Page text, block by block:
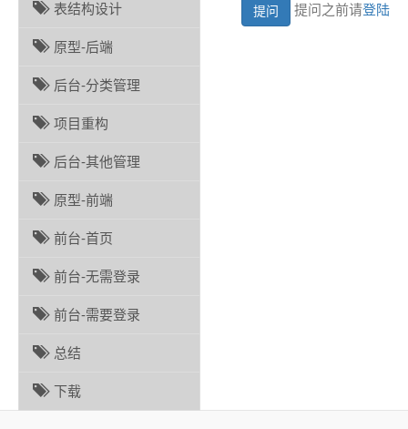
表结构设计
原型-后端
后台-分类管理
项目重构
后台-其他管理
原型-前端
前台-首页
前台-无需登录
前台-需要登录
总结
下载
提问之前请登陆